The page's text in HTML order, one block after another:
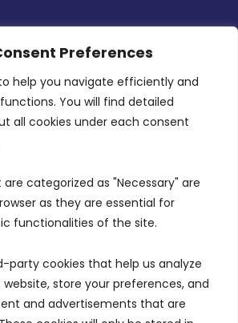
Preferences
help you navigate efficiently and
You will find detailed
all cookies under each consent
categorized as "Necessary" are
as they are essential for
functionalities of the site.
party cookies that help us analyze
store your preferences, and
and advertisements that are
Business Centre, Triq l-
3050
- 4PM